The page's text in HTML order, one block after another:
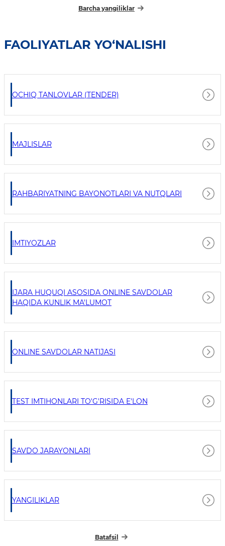
Barcha yangiliklar
FAOLIYATLAR YO‘NALISHI
OCHIQ TANLOVLAR (TENDER)
MAJLISLAR
RAHBARIYATNING BAYONOTLARI VA NUTQLARI
IMTIYOZLAR
IJARA HUQUQI ASOSIDA ONLINE SAVDOLAR
HAQIDA KUNLIK MA'LUMOT
ONLINE SAVDOLAR NATIJASI
TEST IMTIHONLARI TO'G'RISIDA E'LON
SAVDO JARAYONLARI
YANGILIKLAR
Batafsil